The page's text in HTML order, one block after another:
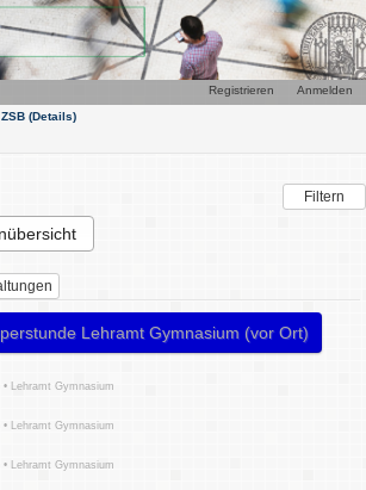
Anmelden
Registrieren
(Details)
Filtern
Lehramt Gymnasium (vor Ort)
Lehramt Gymnasium
Lehramt Gymnasium
Lehramt Gymnasium